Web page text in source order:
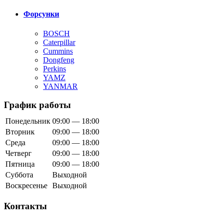
Форсунки
BOSCH
Caterpillar
Cummins
Dongfeng
Perkins
YAMZ
YANMAR
График работы
Понедельник 09:00 — 18:00
Вторник
09:00 — 18:00
Среда
09:00 — 18:00
Четверг
09:00 — 18:00
Пятница
09:00 — 18:00
Суббота
Выходной
Воскресенье Выходной
Контакты